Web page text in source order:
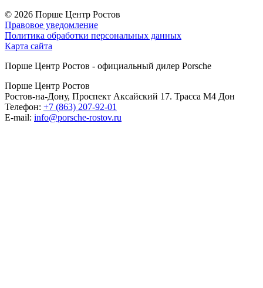
© 2026 Порше Центр Ростов
Правовое уведомление
Политика обработки персональных данных
Карта сайта
Порше Центр Ростов - официальный дилер Porsche
Порше Центр Ростов
Ростов-на-Дону, Проспект Аксайский 17. Трасса М4 Дон
Телефон: +7 (863) 207-92-01
E-mail: info@porsche-rostov.ru